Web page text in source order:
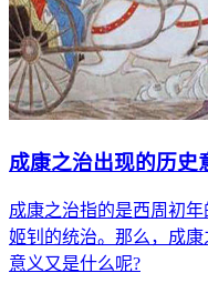
成康之治出现的历史
成康之治指的是西周初
姬钊的统治。那么，成
意义又是什么呢?